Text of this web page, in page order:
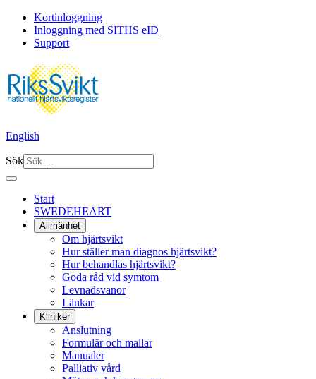
Kortinloggning
Inloggning med SITHS eID
Support
English
Sök
Start
SWEDEHEART
Allmänhet
Om hjärtsvikt
Hur ställer man diagnos hjärtsvikt?
Hur behandlas hjärtsvikt?
Goda råd vid symtom
Levnadsvanor
Länkar
Kliniker
Anslutning
Formulär och mallar
Manualer
Palliativ vård